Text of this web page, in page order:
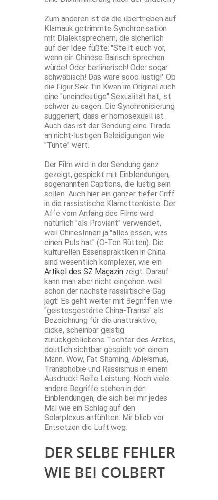
Zum anderen ist da die übertrieben auf
Klamauk getrimmte Synchronisation
mit Dialektsprechern, die sicherlich
auf der Idee fußte: "Stellt euch vor,
wenn ein Chinese Bairisch sprechen
würde! Oder berlinerisch! Oder sogar
schwäbisch! Das wäre sooo lustig!" Ob
die Figur Sek Tin Kwan im Original auch
eine "uneindeutige" Sexualität hat, ist
schwer zu sagen. Die Synchronisierung
suggeriert, dass er homosexuell ist.
Auch das ist der Sendung eine Tirade
an nicht-lustigen Beleidigungen wie
"Tunte" wert.
Der Film wird in der Sendung ganz
gezeigt, gespickt mit Einblendungen,
sogenannten Captions, die lustig sein
sollen. Auch hier ein ganzer tiefer Griff
in die rassistische Klamottenkiste: Der
Affe vom Anfang des Films wird
natürlich "als Proviant" verwendet,
weil ChinesInnen ja "alles essen, was
einen Puls hat" (O-Ton Rütten). Die
kulturellen Essenspraktiken in China
sind wesentlich komplexer, wie ein
Artikel des SZ Magazin zeigt. Darauf
kann man aber nicht eingehen, weil
schon der nächste rassistische Gag
jagt: Es geht weiter mit Begriffen wie
"geistesgestörte China-Transe" als
Bezeichnung für die unattraktive,
dicke, scheinbar geistig
zurückgebliebene Tochter des Arztes,
deutlich sichtbar gespielt von einem
Mann. Wow, Fat Shaming, Ableismus,
Transphobie und Rassismus in einem
Ausdruck! Reife Leistung. Noch viele
andere Begriffe stehen in den
Einblendungen, die sich bei mir jedes
Mal wie ein Schlag auf den
Solarplexus anfühlten: Mir blieb vor
Entsetzen die Luft weg.
DER SELBE FEHLER
WIE BEI COLBERT